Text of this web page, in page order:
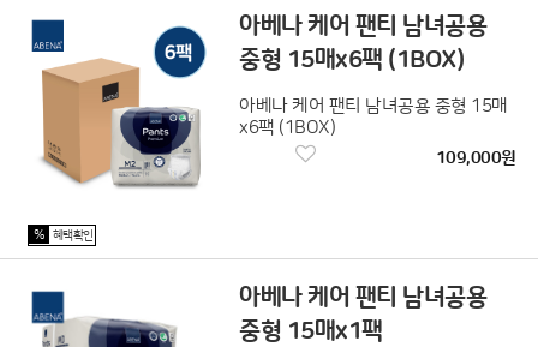
아베나 케어 팬티 남녀공용
중형 15매x6팩 (1BOX)
아베나 케어 팬티 남녀공용 중형 15매
x6팩 (1BOX)
109,000원
% 혜택확인
아베나 케어 팬티 남녀공용
중형 15매x1팩